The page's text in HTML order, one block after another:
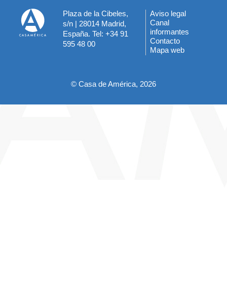
Plaza de la Cibeles,
s/n | 28014 Madrid,
España. Tel: +34 91
595 48 00
Menú
del
pie
Aviso legal
Canal
informantes
Contacto
Mapa web
© Casa de América, 2026